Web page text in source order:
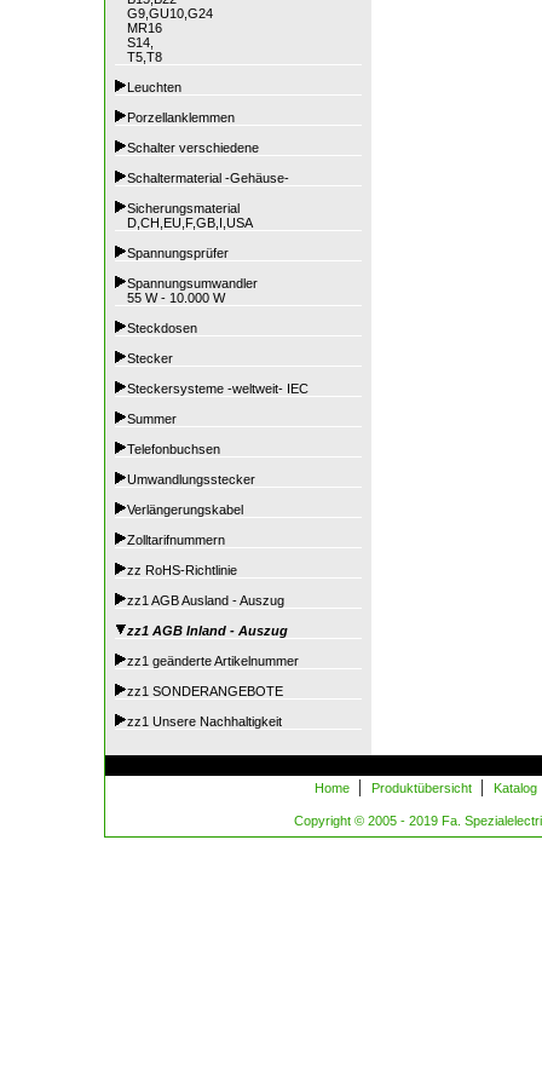
G9,GU10,G24
MR16
S14,
T5,T8
Leuchten
Porzellanklemmen
Schalter verschiedene
Schaltermaterial -Gehäuse-
Sicherungsmaterial
D,CH,EU,F,GB,I,USA
Spannungsprüfer
Spannungsumwandler
55 W - 10.000 W
Steckdosen
Stecker
Steckersysteme -weltweit- IEC
Summer
Telefonbuchsen
Umwandlungsstecker
Verlängerungskabel
Zolltarifnummern
zz RoHS-Richtlinie
zz1 AGB Ausland - Auszug
zz1 AGB Inland - Auszug
zz1 geänderte Artikelnummer
zz1 SONDERANGEBOTE
zz1 Unsere Nachhaltigkeit
Home | Produktübersicht | Katalog
Copyright © 2005 - 2019 Fa.